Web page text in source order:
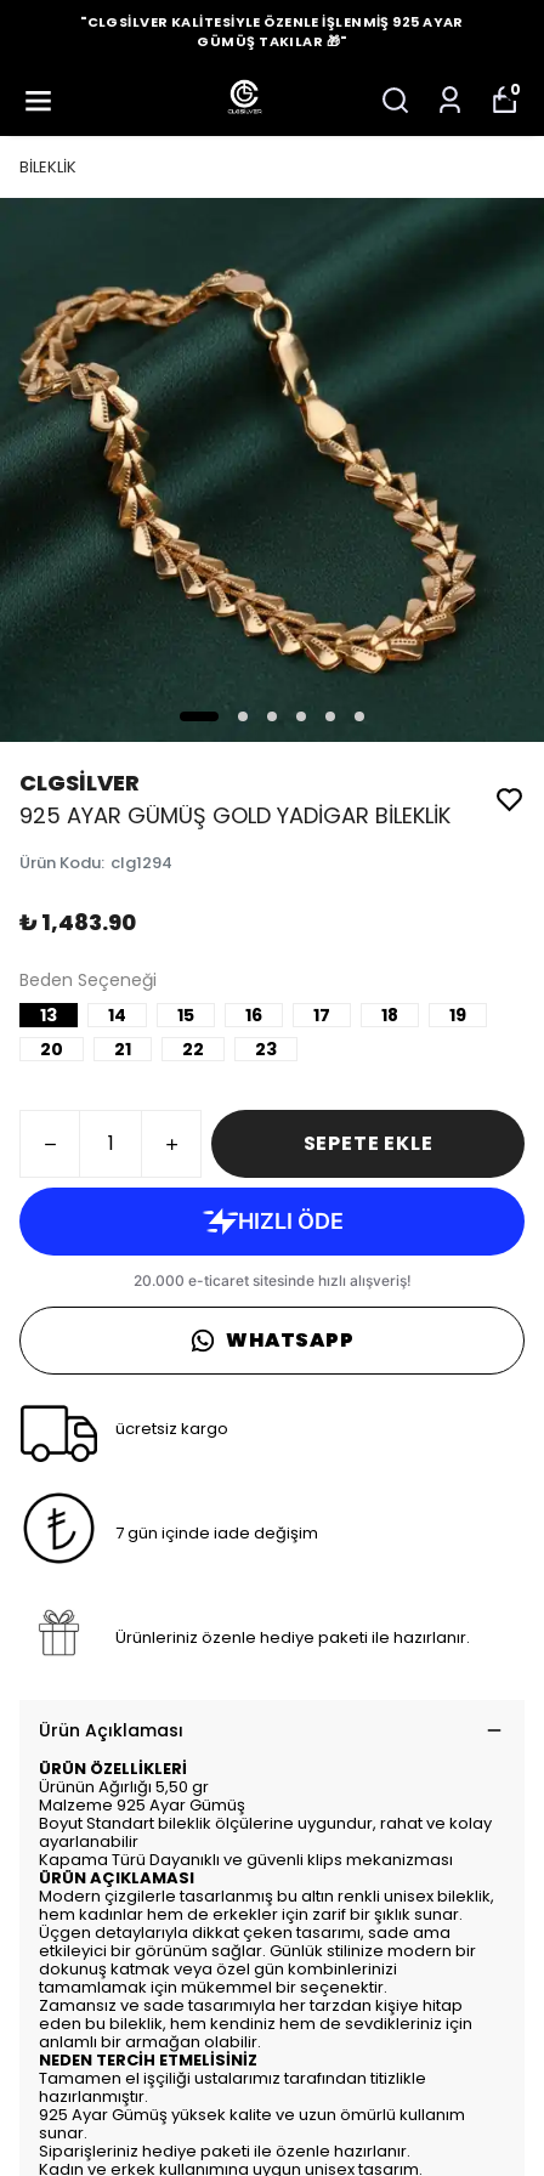
"CLGSILVER KALITESIYLE ÖZENLE İŞLENMIŞ 925 AYAR
GÜMÜŞ TAKILAR 🎁"
0
BİLEKLİK
CLGSİLVER
925 AYAR GÜMÜŞ GOLD YADİGAR BİLEKLİK
Ürün Kodu: clg1294
₺ 1,483.90
Beden Seçeneği
13
14 15 16 17 18
19
20
21 22 23
SEPETE EKLE
WHATSAPP
ücretsiz kargo
7 gün içinde iade değişim
Ürünleriniz özenle hediye paketi ile hazırlanır.
Ürün Açıklaması
ÜRÜN ÖZELLİKLERİ
Ürünün Ağırlığı 5,50 gr
Malzeme 925 Ayar Gümüş
Boyut Standart bileklik ölçülerine uygundur, rahat ve kolay
ayarlanabilir
Kapama Türü Dayanıklı ve güvenli klips mekanizması
ÜRÜN AÇIKLAMASI
Modern çizgilerle tasarlanmış bu altın renkli unisex bileklik,
hem kadınlar hem de erkekler için zarif bir şıklık sunar.
Üçgen detaylarıyla dikkat çeken tasarımı, sade ama
etkileyici bir görünüm sağlar. Günlük stilinize modern bir
dokunuş katmak veya özel gün kombinlerinizi
tamamlamak için mükemmel bir seçenektir.
Zamansız ve sade tasarımıyla her tarzdan kişiye hitap
eden bu bileklik, hem kendiniz hem de sevdikleriniz için
anlamlı bir armağan olabilir.
NEDEN TERCİH ETMELİSİNİZ
Tamamen el işçiliği ustalarımız tarafından titizlikle
hazırlanmıştır.
925 Ayar Gümüş yüksek kalite ve uzun ömürlü kullanım
sunar.
Siparişleriniz hediye paketi ile özenle hazırlanır.
Kadın ve erkek kullanımına uygun unisex tasarım.